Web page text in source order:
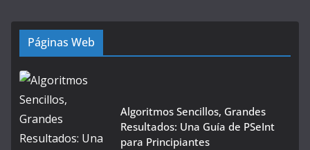
Páginas Web
Algoritmos Sencillos, Grandes
Resultados: Una Guía de PSeInt
para Principiantes